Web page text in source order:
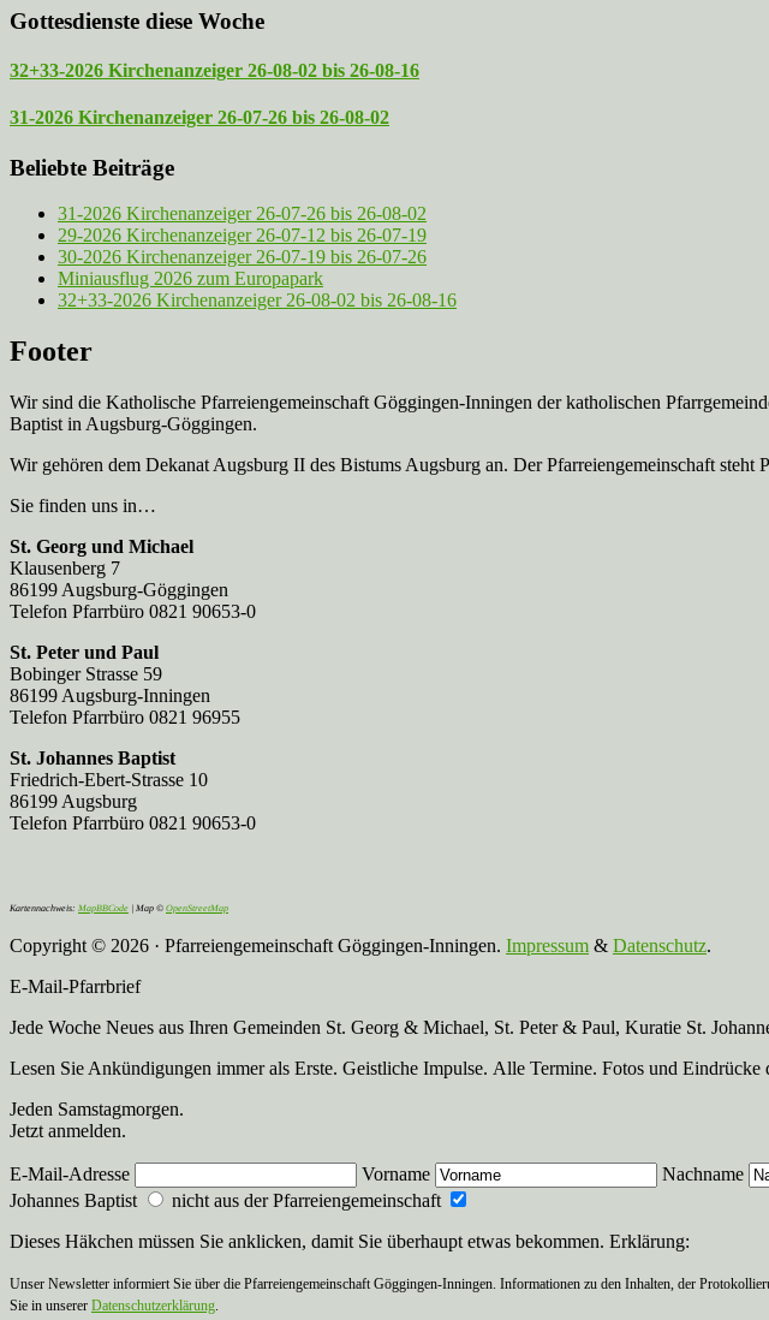
Gottesdienste diese Woche
32+33-2026 Kirchenanzeiger 26-08-02 bis 26-08-16
31-2026 Kirchenanzeiger 26-07-26 bis 26-08-02
Beliebte Beiträge
31-2026 Kirchenanzeiger 26-07-26 bis 26-08-02
29-2026 Kirchenanzeiger 26-07-12 bis 26-07-19
30-2026 Kirchenanzeiger 26-07-19 bis 26-07-26
Miniausflug 2026 zum Europapark
32+33-2026 Kirchenanzeiger 26-08-02 bis 26-08-16
Footer
Wir sind die Katholische Pfarreien­gemeinschaft Göggingen-Inningen der katholischen
Baptist in Augsburg-Göggingen.
Wir gehören dem Dekanat Augsburg II des Bistums Augsburg an. Der Pfarreien­gemeinschaft
Sie finden uns in…
St. Georg und Michael
Klausenberg 7
86199 Augsburg-Göggingen
Telefon Pfarrbüro 0821 90653-0
St. Peter und Paul
Bobinger Strasse 59
86199 Augsburg-Inningen
Telefon Pfarrbüro 0821 96955
St. Johannes Baptist
Friedrich-Ebert-Strasse 10
86199 Augsburg
Telefon Pfarrbüro 0821 90653-0
Kartennachweis: MapBBCode | Map © OpenStreetMap
Copyright © 2026 · Pfarreiengemeinschaft Göggingen-Inningen. Impressum & Datenschutz.
E-Mail-Pfarrbrief
Jede Woche Neues aus Ihren Gemeinden St. Georg & Michael, St. Peter & Paul, Kuratie St.
Lesen Sie Ankündigungen immer als Erste. Geistliche Impulse. Alle Termine. Fotos und Eindrücke
Jeden Samstagmorgen.
Jetzt anmelden.
E-Mail-Adresse Vorname Nachname
Johannes Baptist
nicht aus der Pfarreiengemeinschaft
Dieses Häkchen müssen Sie anklicken, damit Sie überhaupt etwas bekommen. Erklärung:
Unser Newsletter informiert Sie über die Pfarreiengemeinschaft Göggingen-Inningen. Informationen zu den Inhalten, der
Sie in unserer Datenschutzerklärung.